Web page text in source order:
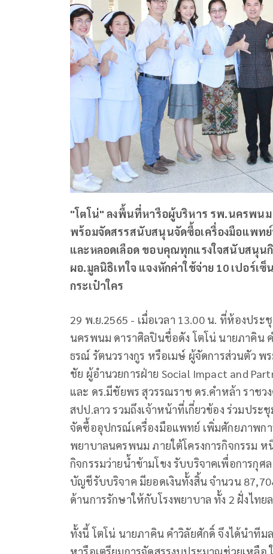
"โตโน่" ลงพื้นที่หารือผู้บริหาร รพ.นครพนม
พร้อมจัดสรรสนับสนุนจัดซื้อเครื่องมือแพท
และหลอดเลือด ขอบคุณทุกแรงใจสนับสนุ
ผอ.มูลนิธิเทใจ แจงหักค่าใช้จ่าย 10 เปอร์เ
กระเป๋าใคร
29 พ.ย.2565 - เมื่อเวลา 13.00 น. ที่ห้องปร
นครพนม ดาราศิลปินชื่อดัง โตโน่ นายภาคิน
ธรณ์ รัตนวรางกูร หรือเมษ์ ผู้จัดการส่วนตัว พ
ชัย ผู้อำนวยการฝ่าย Social Impact and
และ ดร.มีชัยพร สุวรรณราช ดร.คำหล้า ราชว
สปป.ลาว รวมถึงเจ้าหน้าที่เกี่ยวข้อง ร่วมปร
จัดซื้ออุปกรณ์เครื่องมือแพทย์ เพิ่มศักยภาพกา
พยาบาลนครพนม ภายใต้โครงการกิจกรรม
กิจกรรมว่ายน้ำข้ามโขง รับบริจาคเพื่อการกุ
บัญชีรับบริจาค มียอดเงินทั้งสิ้น จำนวน
ด้านการรักษาให้กับโรงพยาบาล ทั้ง 2 ฝั่งไทย
ทั้งนี้ โตโน่ นายภาคิน คำวิลัยศักดิ์ จึงได้นำที